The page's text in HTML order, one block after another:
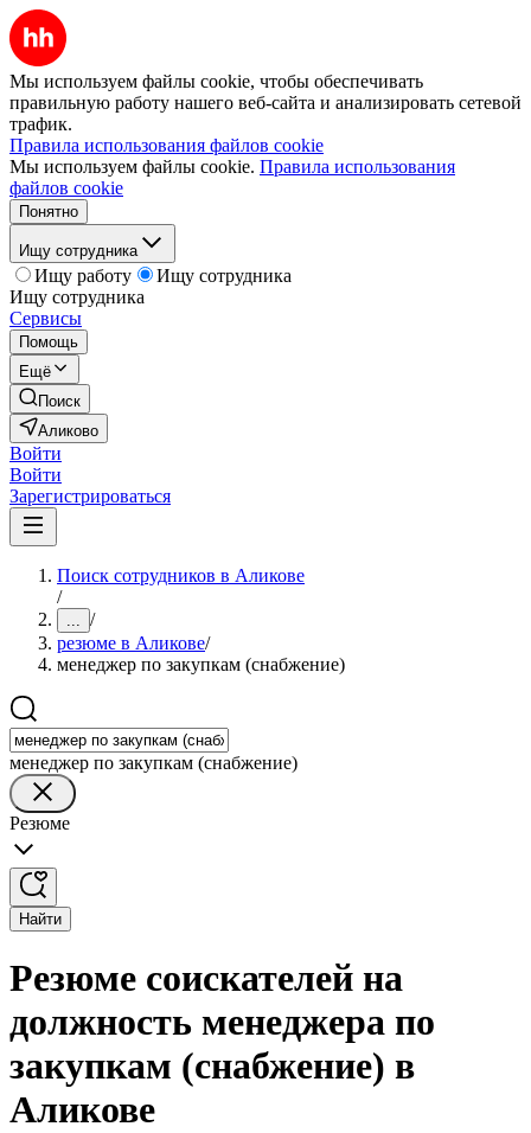
Мы используем файлы cookie, чтобы обеспечивать
правильную работу нашего веб-сайта и анализировать сетевой
трафик.
Правила использования файлов cookie
Мы используем файлы cookie. Правила использования
файлов cookie
Понятно
Ищу сотрудника
Ищу работу
Ищу сотрудника
Ищу сотрудника
Сервисы
Помощь
Ещё
Поиск
Аликово
Войти
Войти
Зарегистрироваться
Поиск сотрудников в Аликове
/
... /
резюме в Аликове/
менеджер по закупкам (снабжение)
менеджер по закупкам (снабжение)
Резюме
Найти
Резюме соискателей на
должность менеджера по
закупкам (снабжение) в
Аликове